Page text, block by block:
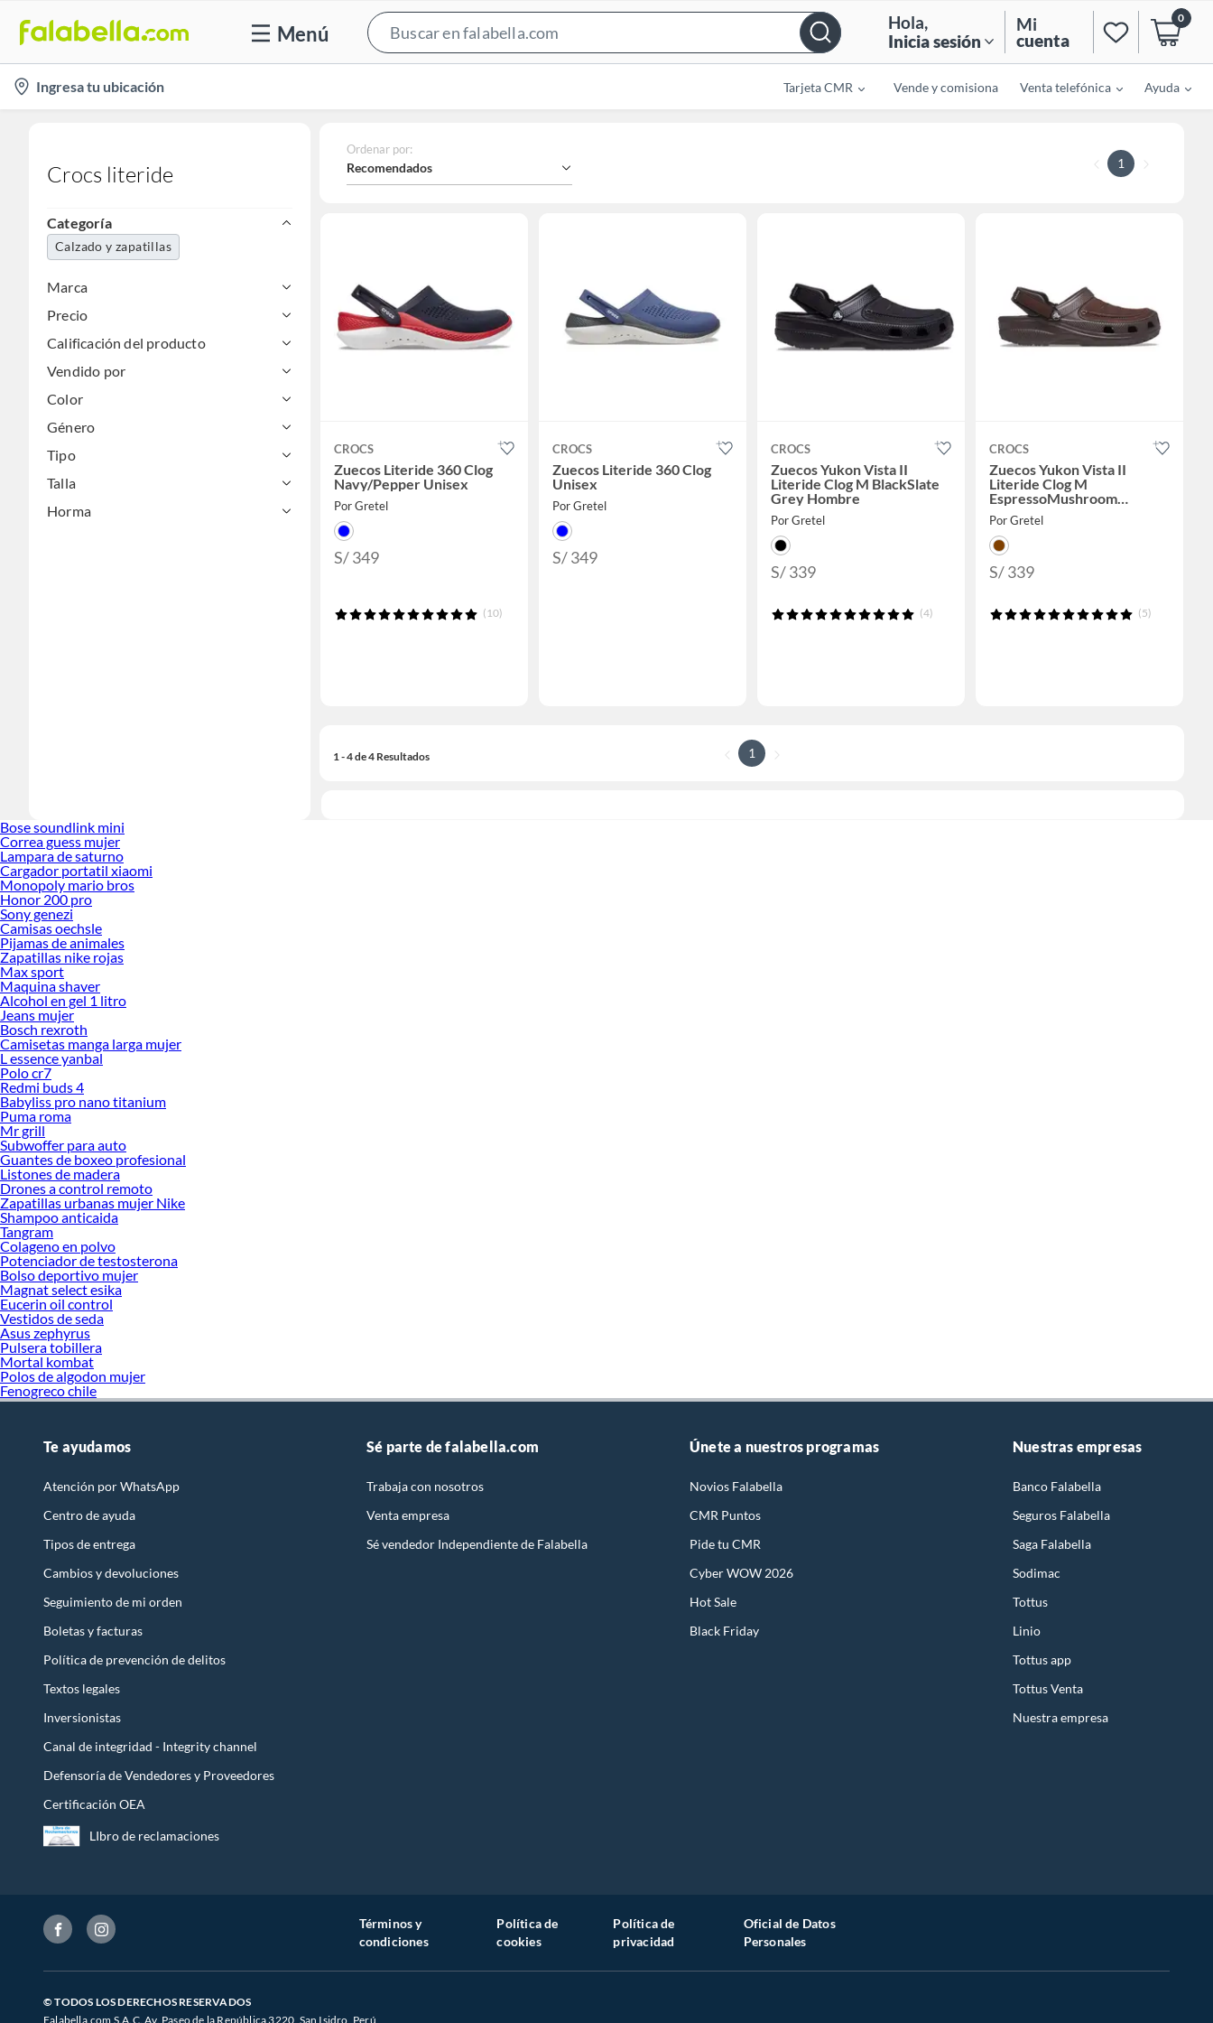
Menú
Bar
Hola,
Inicia sesión
Mi
cuenta
0
location-
icon
Ingresa tu ubicación Tarjeta CMR Vende y comisiona Venta telefónica Ayuda
Crocs literide
Categoría
Calzado y zapatillas
Marca
Precio
Calificación del producto
Vendido por
Color
Género
Tipo
Talla
Horma
Ordenar por:
Recomendados 1
CROCS
Zuecos Literide 360 Clog
Navy/Pepper Unisex
Por Gretel
S/ 349
(10)
CROCS
Zuecos Literide 360 Clog
Unisex
Por Gretel
S/ 349
CROCS
Zuecos Yukon Vista II
Literide Clog M BlackSlate
Grey Hombre
Por Gretel
S/ 339
(4)
CROCS
Zuecos Yukon Vista II
Literide Clog M
EspressoMushroom
Hombre
Por Gretel
S/ 339
(5)
1 - 4 de 4 Resultados 1
Bose soundlink mini
Correa guess mujer
Lampara de saturno
Cargador portatil xiaomi
Monopoly mario bros
Honor 200 pro
Sony genezi
Camisas oechsle
Pijamas de animales
Zapatillas nike rojas
Max sport
Maquina shaver
Alcohol en gel 1 litro
Jeans mujer
Bosch rexroth
Camisetas manga larga mujer
L essence yanbal
Polo cr7
Redmi buds 4
Babyliss pro nano titanium
Puma roma
Mr grill
Subwoffer para auto
Guantes de boxeo profesional
Listones de madera
Drones a control remoto
Zapatillas urbanas mujer Nike
Shampoo anticaida
Tangram
Colageno en polvo
Potenciador de testosterona
Bolso deportivo mujer
Magnat select esika
Eucerin oil control
Vestidos de seda
Asus zephyrus
Pulsera tobillera
Mortal kombat
Polos de algodon mujer
Fenogreco chile
Te ayudamos
Atención por WhatsApp
Centro de ayuda
Tipos de entrega
Cambios y devoluciones
Seguimiento de mi orden
Boletas y facturas
Política de prevención de delitos
Textos legales
Inversionistas
Canal de integridad - Integrity channel
Defensoría de Vendedores y Proveedores
Certificación OEA
LIbro de reclamaciones
Sé parte de falabella.com
Trabaja con nosotros
Venta empresa
Sé vendedor Independiente de Falabella
Únete a nuestros programas
Novios Falabella
CMR Puntos
Pide tu CMR
Cyber WOW 2026
Hot Sale
Black Friday
Nuestras empresas
Banco Falabella
Seguros Falabella
Saga Falabella
Sodimac
Tottus
Linio
Tottus app
Tottus Venta
Nuestra empresa
Términos y
condiciones
Política de
cookies
Política de
privacidad
Oficial de Datos
Personales
© TODOS LOS DERECHOS RESERVADOS
Falabella.com S.A.C. Av. Paseo de la República 3220, San Isidro, Perú